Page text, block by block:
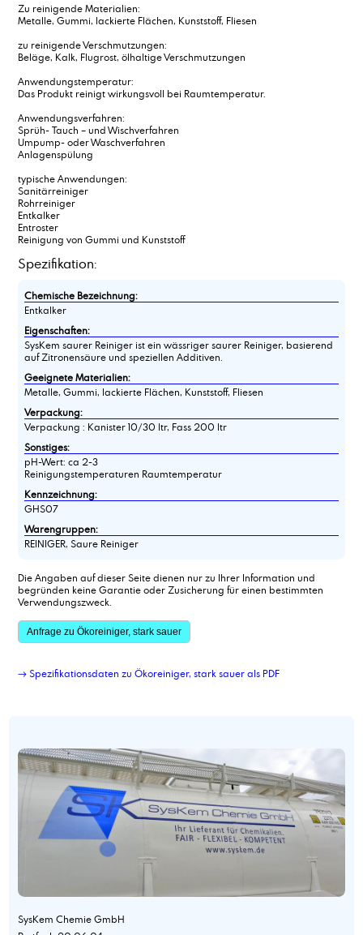
Zu reinigende Materialien:
Metalle, Gummi, lackierte Flächen, Kunststoff, Fliesen
zu reinigende Verschmutzungen:
Beläge, Kalk, Flugrost, ölhaltige Verschmutzungen
Anwendungstemperatur:
Das Produkt reinigt wirkungsvoll bei Raumtemperatur.
Anwendungsverfahren:
Sprüh- Tauch – und Wischverfahren
Umpump- oder Waschverfahren
Anlagenspülung
typische Anwendungen:
Sanitärreiniger
Rohrreiniger
Entkalker
Entroster
Reinigung von Gummi und Kunststoff
Spezifikation:
Chemische Bezeichnung:
Entkalker
Eigenschaften:
SysKem saurer Reiniger ist ein wässriger saurer Reiniger, basierend
auf Zitronensäure und speziellen Additiven.
Geeignete Materialien:
Metalle, Gummi, lackierte Flächen, Kunststoff, Fliesen
Verpackung:
Verpackung : Kanister 10/30 ltr, Fass 200 ltr
Sonstiges:
pH-Wert: ca 2-3
Reinigungstemperaturen Raumtemperatur
Kennzeichnung:
GHS07
Warengruppen:
REINIGER, Saure Reiniger
Die Angaben auf dieser Seite dienen nur zu Ihrer Information und
begründen keine Garantie oder Zusicherung für einen bestimmten
Verwendungszweck.
Anfrage zu Ökoreiniger, stark sauer
→ Spezifikationsdaten zu Ökoreiniger, stark sauer als PDF
SysKem Chemie GmbH